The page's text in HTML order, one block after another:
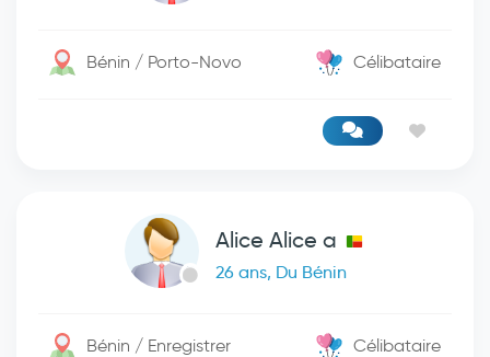
Bénin / Porto-Novo Célibataire
Alice Alice a
26 ans, Du Bénin
Bénin / Enregistrer Célibataire